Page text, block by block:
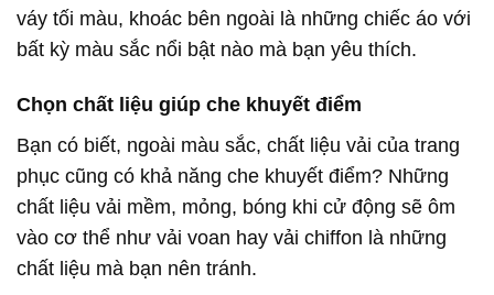
váy tối màu, khoác bên ngoài là những chiếc áo với
bất kỳ màu sắc nổi bật nào mà bạn yêu thích.
Chọn chất liệu giúp che khuyết điểm
Bạn có biết, ngoài màu sắc, chất liệu vải của trang
phục cũng có khả năng che khuyết điểm? Những
chất liệu vải mềm, mỏng, bóng khi cử động sẽ ôm
vào cơ thể như vải voan hay vải chiffon là những
chất liệu mà bạn nên tránh.